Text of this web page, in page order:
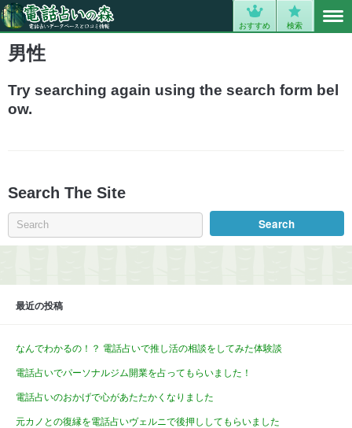
おすすめ 検索
男性
Try searching again using the search form bel
ow.
Search The Site
最近の投稿
なんでわかるの！？ 電話占いで推し活の相談をしてみた体験談
電話占いでパーソナルジム開業を占ってもらいました！
電話占いのおかげで心があたたかくなりました
元カノとの復縁を電話占いヴェルニで後押ししてもらいました